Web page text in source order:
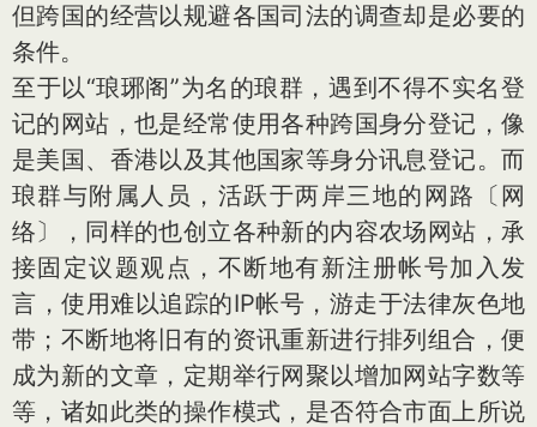
但跨国的经营以规避各国司法的调查却是必要的
条件。
至于以“琅琊阁”为名的琅群，遇到不得不实名登
记的网站，也是经常使用各种跨国身分登记，像
是美国、香港以及其他国家等身分讯息登记。而
琅群与附属人员，活跃于两岸三地的网路〔网
络〕，同样的也创立各种新的内容农场网站，承
接固定议题观点，不断地有新注册帐号加入发
言，使用难以追踪的IP帐号，游走于法律灰色地
带；不断地将旧有的资讯重新进行排列组合，便
成为新的文章，定期举行网聚以增加网站字数等
等，诸如此类的操作模式，是否符合市面上所说